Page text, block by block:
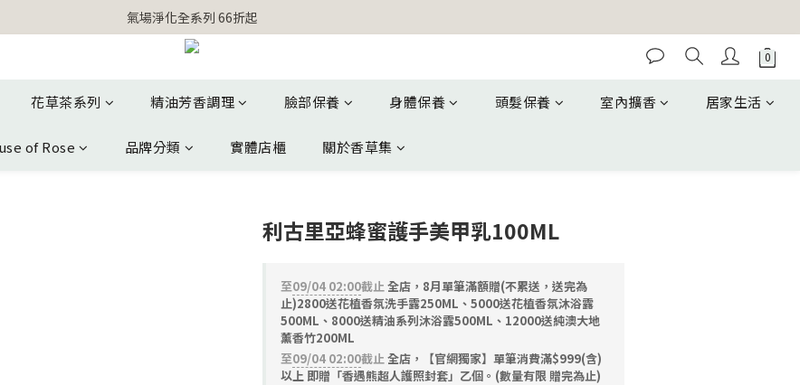
【官網獨家】首次消費 不限金額 即送 香遇熊超人行李吊牌
【官網獨家】首次消費 不限金額 即送 香遇熊超人行李吊牌
花草茶系列 精油芳香調理 臉部保養 身體保養 頭髮保養 室內擴香 居家生活
of Rose 品牌分類 實體店櫃 關於香草集
利古里亞蜂蜜護手美甲乳100ML
至09/04 02:00截止全店，8月單筆滿額贈(不累送，送完為
止)2800送花植香氛洗手露250ML、5000送花植香氛沐浴露
500ML、8000送精油系列沐浴露500ML、12000送純澳大地
薰香竹200ML
至09/04 02:00截止全店，【官網獨家】單筆消費滿$999(含)
以上 即贈「香遇熊超人護照封套」乙個。(數量有限 贈完為止)